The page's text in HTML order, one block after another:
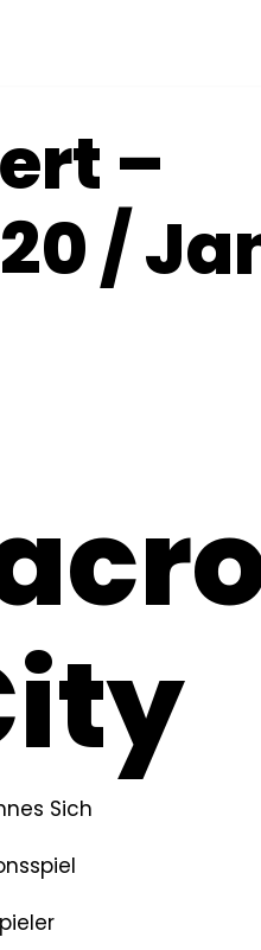
–
/
Sich